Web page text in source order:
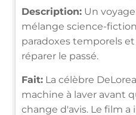
Description: Un
mélange science-
paradoxes temporels
réparer le passé.
Fait: La célèbre
machine à laver avant
change d'avis. Le film